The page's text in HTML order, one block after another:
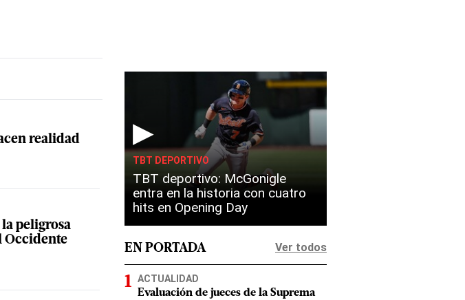
realidad
peligrosa
Occidente
▶
TBT DEPORTIVO
TBT deportivo: McGonigle
entra en la historia con cuatro
hits en Opening Day
EN PORTADA Ver todos
ACTUALIDAD
Evaluación de jueces de la Suprema